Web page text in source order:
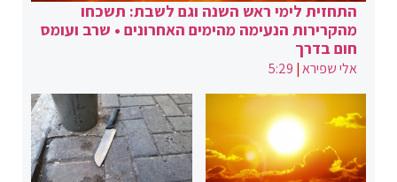
התחזית לימי ראש השנה וגם לשבת: תשכחו
מהקרירות הנעימה מהימים האחרונים • שרב ועומס
חום בדרך
אלי שפירא|
5:29